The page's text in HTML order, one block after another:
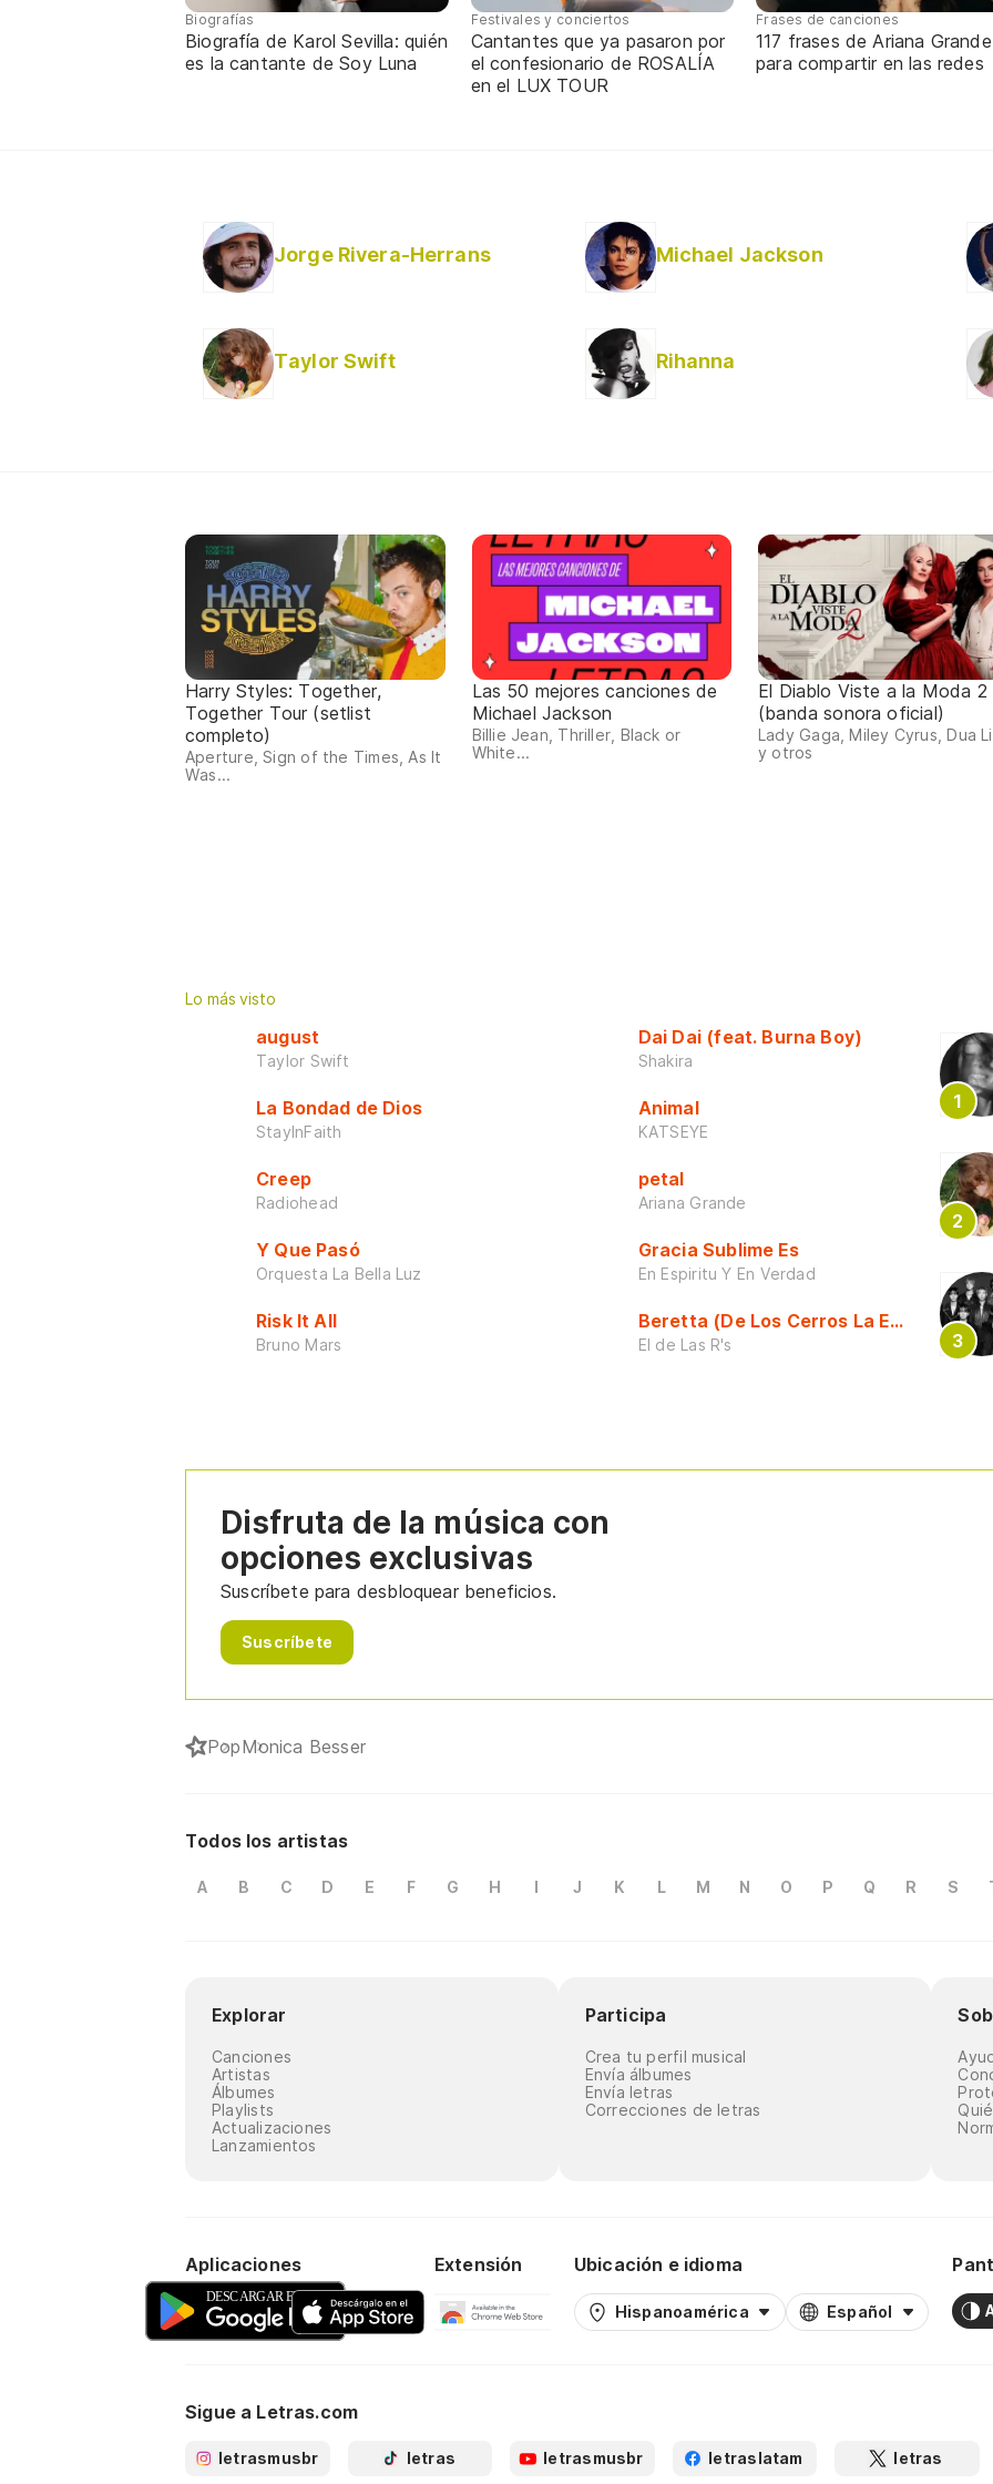
Biografías
Biografía de Karol Sevilla: quién
es la cantante de Soy Luna
Festivales y conciertos
Cantantes que ya pasaron por
el confesionario de ROSALÍA
en el LUX TOUR
Frases de canciones
117 frases de Ariana Grande
para compartir en las redes
Jorge Rivera-Herrans Michael Jackson
Taylor Swift Rihanna
Harry Styles: Together,
Together Tour (setlist
completo)
Aperture, Sign of the Times, As It
Was...
Las 50 mejores canciones de
Michael Jackson
Billie Jean, Thriller, Black or
White...
El Diablo Viste a la Moda 2
(banda sonora oficial)
Lady Gaga, Miley Cyrus, Dua
y otros
Lo más visto
august
Taylor Swift
La Bondad de Dios
StayInFaith
Creep
Radiohead
Y Que Pasó
Orquesta La Bella Luz
Risk It All
Bruno Mars
Dai Dai (feat. Burna Boy)
Shakira
Animal
KATSEYE
petal
Ariana Grande
Gracia Sublime Es
En Espiritu Y En Verdad
Beretta (De Los Cerros La Escuela)
El de Las R's
Disfruta de la música con
opciones exclusivas
Suscríbete para desbloquear beneficios.
Suscríbete
PopMonica Besser
Todos los artistas
A B C D E F G H I J K L M N O P Q R S
Explorar
Canciones
Artistas
Álbumes
Playlists
Actualizaciones
Lanzamientos
Participa
Crea tu perfil musical
Envía álbumes
Envía letras
Correcciones de letras
Aplicaciones Extensión Ubicación e idioma
Hispanoamérica Español
Sigue a Letras.com
letrasmusbr letras letrasmusbr letraslatam letras